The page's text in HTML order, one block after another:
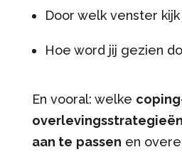
Door welk venster kijk
Hoe word jij gezien
En vooral: welke
overlevingsstrategieën
aan te passen en